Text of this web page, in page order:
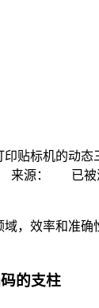
贴标机的动态
源：
已被
，效率和准
的支柱